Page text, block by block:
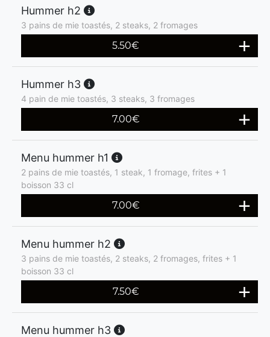
Hummer h2
3 pains de mie toastés, 2 steaks, 2 fromages
5.50€
Hummer h3
4 pain de mie toastés, 3 steaks, 3 fromages
7.00€
Menu hummer h1
2 pains de mie toastés, 1 steak, 1 fromage, frites + 1
boisson 33 cl
7.00€
Menu hummer h2
3 pains de mie toastés, 2 steaks, 2 fromages, frites + 1
boisson 33 cl
7.50€
Menu hummer h3